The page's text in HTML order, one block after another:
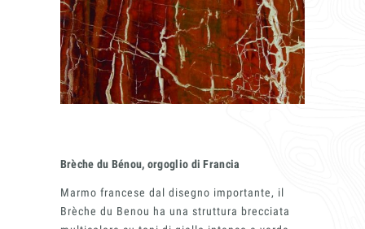
Brèche du Bénou, orgoglio di Francia
Marmo francese dal disegno importante, il
Brèche du Benou ha una struttura brecciata